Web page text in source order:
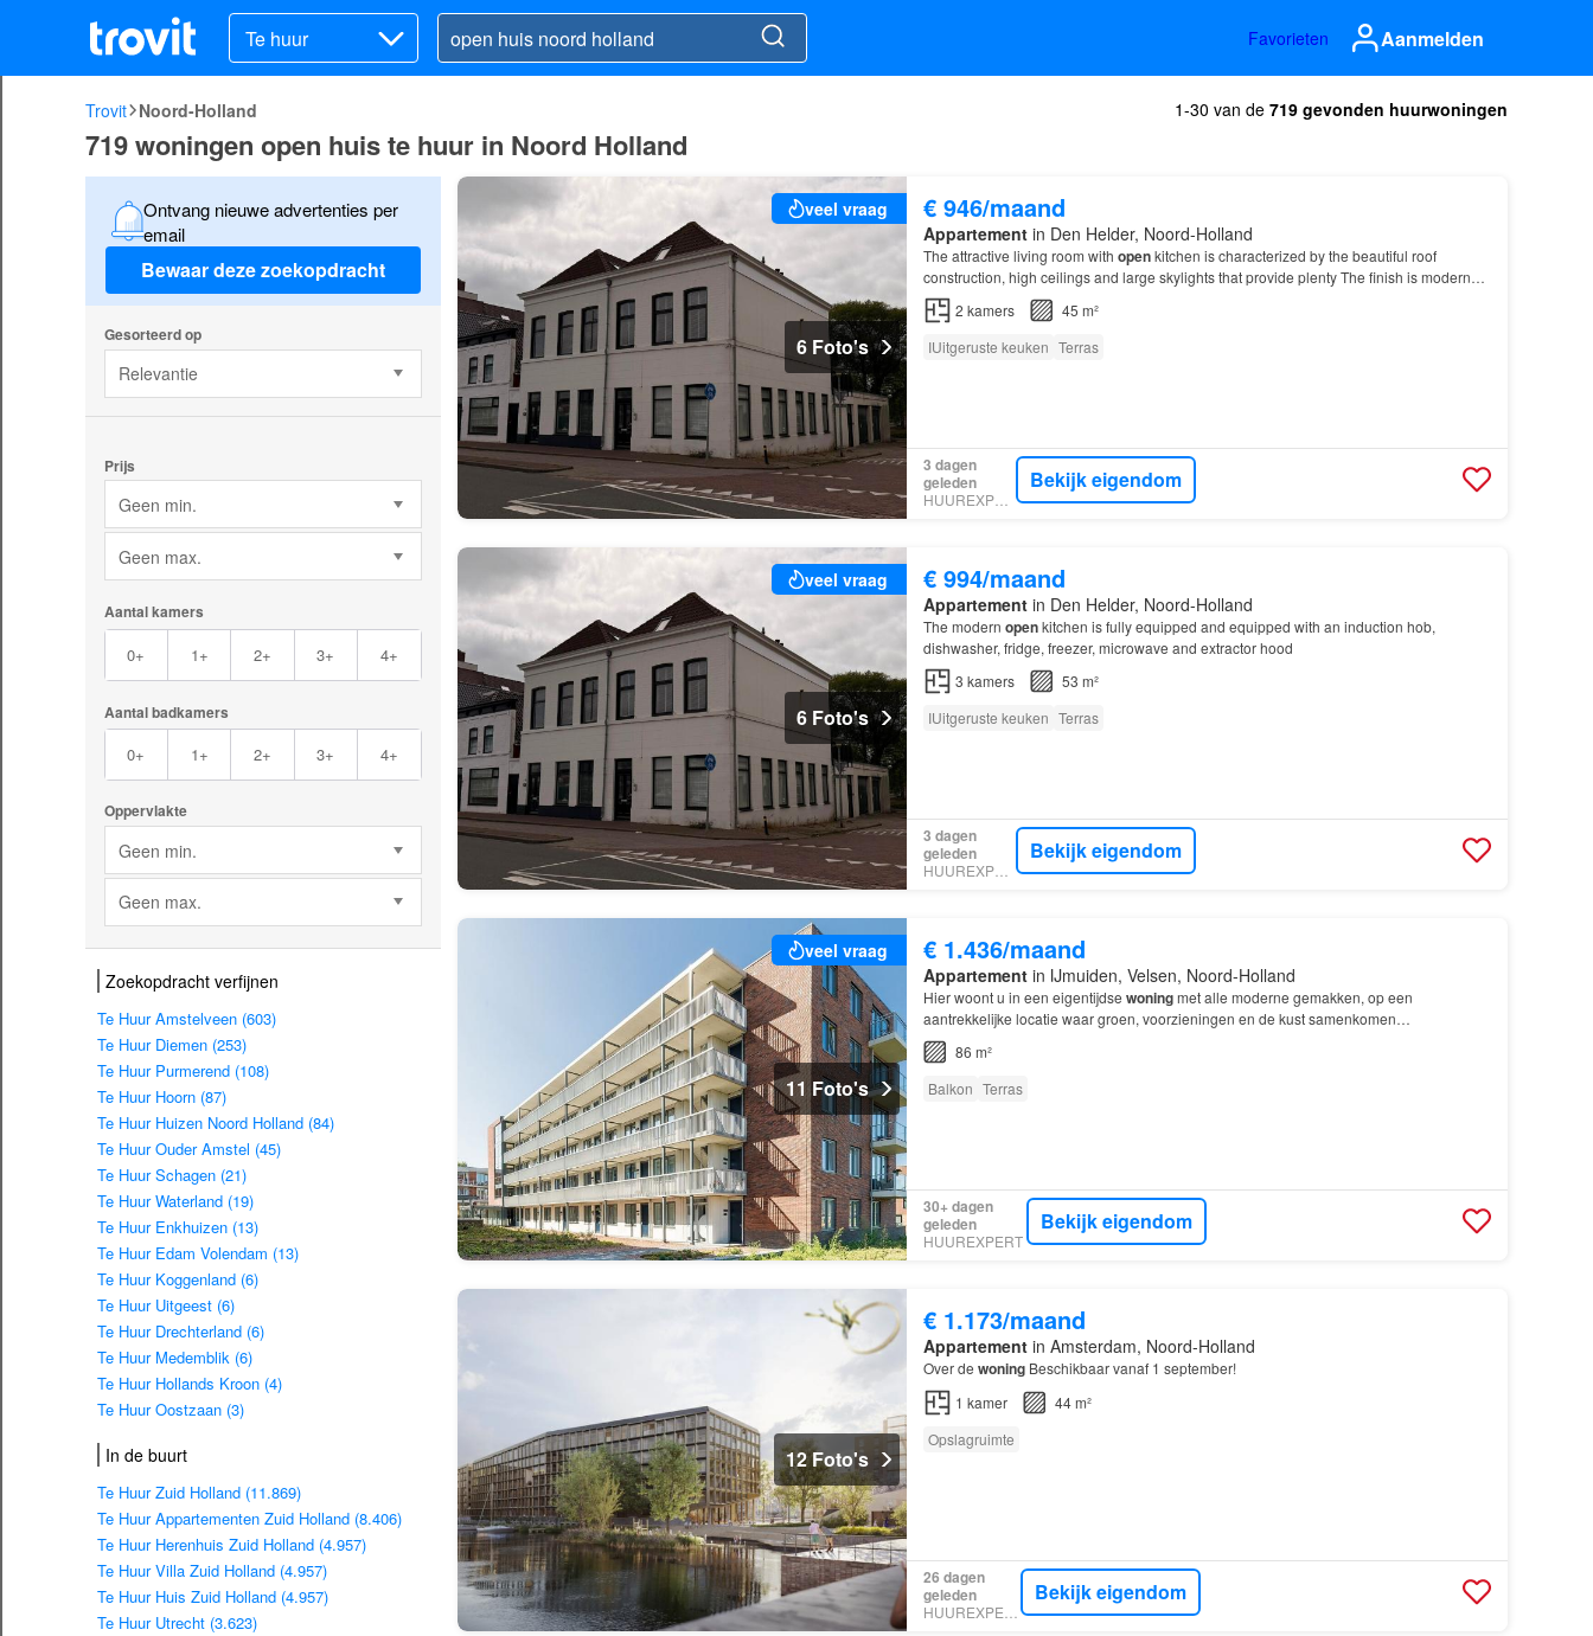
Te huur Favorieten Aanmelden
Trovit Noord-Holland 1-30 van de 719 gevonden huurwoningen
719 woningen open huis te huur in Noord Holland
Ontvang nieuwe advertenties per
email
Bewaar deze zoekopdracht
Gesorteerd op
Relevantie
Prijs
Geen min.
Geen max.
Aantal kamers
0+ 1+ 2+ 3+ 4+
Aantal badkamers
0+ 1+ 2+ 3+ 4+
Oppervlakte
Geen min.
Geen max.
Zoekopdracht verfijnen
Te Huur Amstelveen (603)
Te Huur Diemen (253)
Te Huur Purmerend (108)
Te Huur Hoorn (87)
Te Huur Huizen Noord Holland (84)
Te Huur Ouder Amstel (45)
Te Huur Schagen (21)
Te Huur Waterland (19)
Te Huur Enkhuizen (13)
Te Huur Edam Volendam (13)
Te Huur Koggenland (6)
Te Huur Uitgeest (6)
Te Huur Drechterland (6)
Te Huur Medemblik (6)
Te Huur Hollands Kroon (4)
Te Huur Oostzaan (3)
In de buurt
Te Huur Zuid Holland (11.869)
Te Huur Appartementen Zuid Holland (8.406)
Te Huur Herenhuis Zuid Holland (4.957)
Te Huur Villa Zuid Holland (4.957)
Te Huur Huis Zuid Holland (4.957)
Te Huur Utrecht (3.623)
veel vraag
6 Foto's
€ 946/maand
Appartementin Den Helder, Noord-Holland
The attractive living room with openkitchen is characterized by the beautiful roof
construction, high ceilings and large skylights that provide plenty The finish is modern
and neutral, making the
2 kamers
45 m²
IUitgeruste keuken Terras
3 dagen
geleden
HUUREXPERT
Bekijk eigendom
veel vraag
6 Foto's
€ 994/maand
Appartementin Den Helder, Noord-Holland
The modern openkitchen is fully equipped and equipped with an induction hob,
dishwasher, fridge, freezer, microwave and extractor hood
3 kamers
53 m²
IUitgeruste keuken Terras
3 dagen
geleden
HUUREXPERT
Bekijk eigendom
veel vraag
11 Foto's
€ 1.436/maand
Appartementin IJmuiden, Velsen, Noord-Holland
Hier woont u in een eigentijdse woningmet alle moderne gemakken, op een
aantrekkelijke locatie waar groen, voorzieningen en de kust samenkomen…
86 m²
Balkon Terras
30+ dagen
geleden
HUUREXPERT
Bekijk eigendom
12 Foto's
€ 1.173/maand
Appartementin Amsterdam, Noord-Holland
Over de woningBeschikbaar vanaf 1 september!
1 kamer
44 m²
Opslagruimte
26 dagen
geleden
HUUREXPERT
Bekijk eigendom